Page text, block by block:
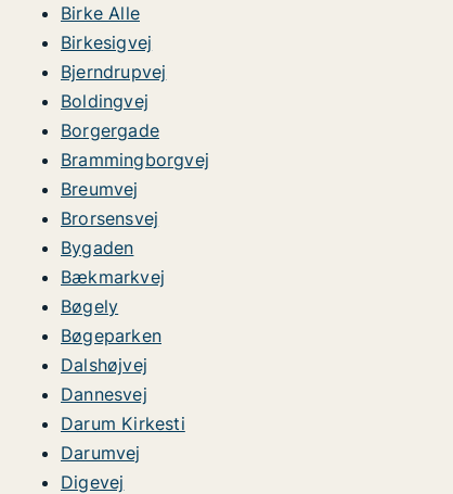
Birke Alle
Birkesigvej
Bjerndrupvej
Boldingvej
Borgergade
Brammingborgvej
Breumvej
Brorsensvej
Bygaden
Bækmarkvej
Bøgely
Bøgeparken
Dalshøjvej
Dannesvej
Darum Kirkesti
Darumvej
Digevej